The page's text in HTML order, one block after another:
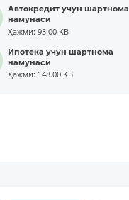
Автокредит учун шартнома
намунаси
Ҳажми: 93.00 KB
Ипотека учун шартнома
намунаси
Ҳажми: 148.00 KB